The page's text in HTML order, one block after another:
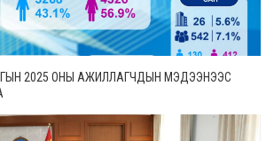
2025 ОНЫ АЖИЛЛАГЧДЫН МЭДЭЭНЭЭС